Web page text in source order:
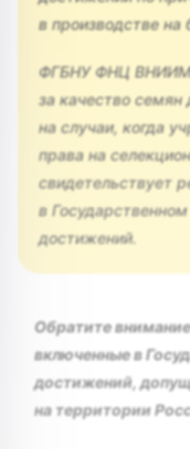
в производстве на
ФГБНУ ФНЦ ВНИИМК
за качество семян
на случаи, когда
права на
свидетельствует
в
достижений.
Обратите
включенные в
достижений,
на территории